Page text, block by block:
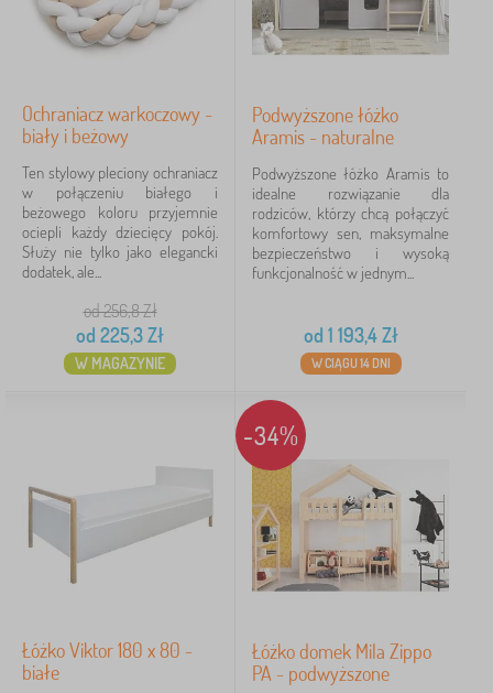
Ochraniacz warkoczowy -
biały i beżowy
Ten stylowy pleciony ochraniacz
w połączeniu białego i
beżowego koloru przyjemnie
ociepli każdy dziecięcy pokój.
Służy nie tylko jako elegancki
dodatek, ale...
od 256,8Zł
od 225,3Zł
W MAGAZYNIE
Podwyższone łóżko
Aramis - naturalne
Podwyższone łóżko Aramis to
idealne rozwiązanie dla
rodziców, którzy chcą połączyć
komfortowy sen, maksymalne
bezpieczeństwo i wysoką
funkcjonalność w jednym...
od 1 193,4Zł
W CIĄGU 14 DNI
Łóżko Viktor 180 x 80 -
białe
-34%
Łóżko domek Mila Zippo
PA - podwyższone